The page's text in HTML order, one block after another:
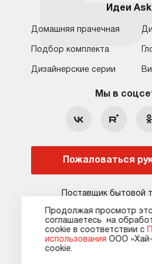
Москва
Санкт-Петербург
Краснодар
Ростов-на-Дону
8 (800) 555-17-98
hello@asko-
Сервисные центры
Гарантия
Идеи
Домашняя прачечная
Подбор комплекта
Дизайнерские серии
Мы в
Пожаловаться
Поставщик бытовой
Политика
Продолжая просмотр
соглашаетесь на
сооkie в соответствии с
использования ООО
сооkіе.